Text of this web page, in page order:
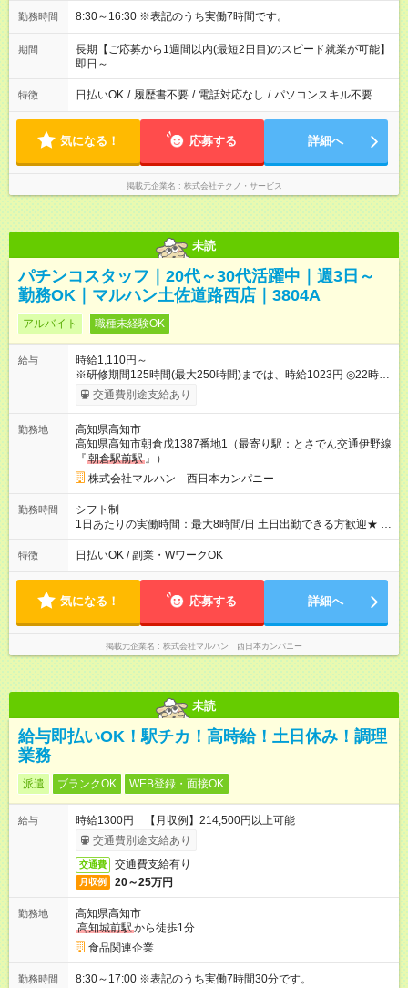
勤務時間 8:30～16:30 ※表記のうち実働7時間です。
期間
長期【ご応募から1週間以内(最短2日目)のスピード就業が可能】
即日～
特徴 日払いOK / 履歴書不要 / 電話対応なし / パソコンスキル不要
気になる！ 応募する 詳細へ
掲載元企業名 株式会社テクノ・サービス
未読
パチンコスタッフ｜20代～30代活躍中｜週3日～
勤務OK｜マルハン土佐道路西店｜3804A
アルバイト 職種未経験OK
給与
時給1,110円～
※研修期間125時間(最大250時間)までは、時給1023円 ◎22時以
降時給25％ＵＰ 【試用期間】試用期間なし
交通費別途支給あり
勤務地
高知県高知市
高知県高知市朝倉戊1387番地1（最寄り駅：とさでん交通伊野線
『 朝倉駅前駅 』）
株式会社マルハン 西日本カンパニー
勤務時間
シフト制
1日あたりの実働時間：最大8時間/日 土日出勤できる方歓迎★ 募
集時間帯：8:00-17:00/15:00-24:00 週3日、1日6時間0分から勤
務OK！ 詳しくは下記お問い合わせ電話番号へご連絡ください。
特徴 日払いOK / 副業・WワークOK
気になる！ 応募する 詳細へ
掲載元企業名 株式会社マルハン 西日本カンパニー
未読
給与即払いOK！駅チカ！高時給！土日休み！調理
業務
派遣 ブランクOK WEB登録・面接OK
給与
時給1300円 【月収例】214,500円以上可能
交通費別途支給あり
交通費 交通費支給有り
月収例 20～25万円
勤務地
高知県高知市
高知城前駅から徒歩1分
食品関連企業
勤務時間 8:30～17:00 ※表記のうち実働7時間30分です。